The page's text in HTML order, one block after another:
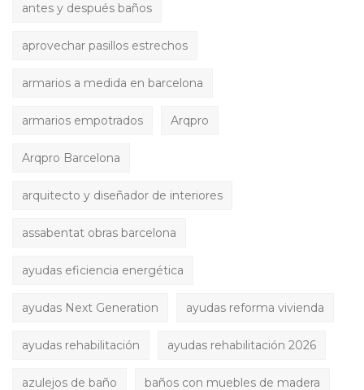
antes y después baños
aprovechar pasillos estrechos
armarios a medida en barcelona
armarios empotrados Arqpro
Arqpro Barcelona
arquitecto y diseñador de interiores
assabentat obras barcelona
ayudas eficiencia energética
ayudas Next Generation ayudas reforma vivienda
ayudas rehabilitación ayudas rehabilitación 2026
azulejos de baño baños con muebles de madera